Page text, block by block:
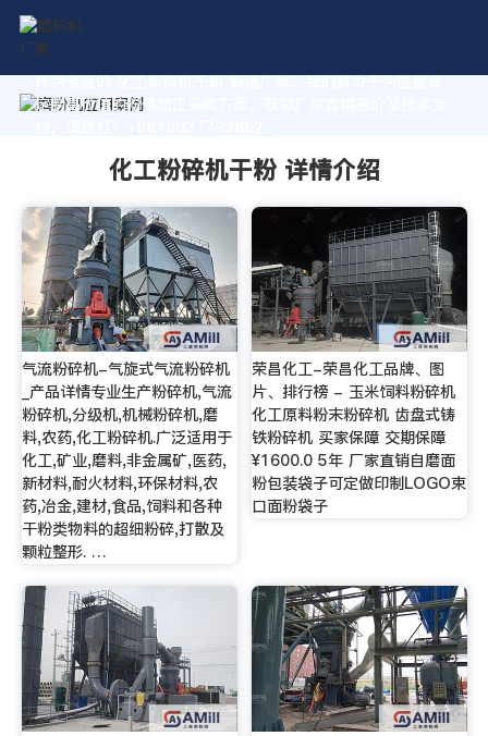
作为专业的 化工粉碎机干粉 制造厂家，我们致力于为您量身
定制高价值的粉体加工系统方案。获取厂家直销报价及技术支
化工粉碎机干粉 详情介绍
气流粉碎机-气旋式气流粉碎机
_产品详情专业生产粉碎机,气流
粉碎机,分级机,机械粉碎机,磨
料,农药,化工粉碎机.广泛适用于
化工,矿业,磨料,非金属矿,医药,
新材料,耐火材料,环保材料,农
药,冶金,建材,食品,饲料和各种
干粉类物料的超细粉碎,打散及
颗粒整形. …
荣昌化工-荣昌化工品牌、图
片、排行榜 - 玉米饲料粉碎机
化工原料粉末粉碎机 齿盘式铸
铁粉碎机 买家保障 交期保障
¥1600.0 5年 厂家直销自磨面
粉包装袋子可定做印制LOGO束
口面粉袋子